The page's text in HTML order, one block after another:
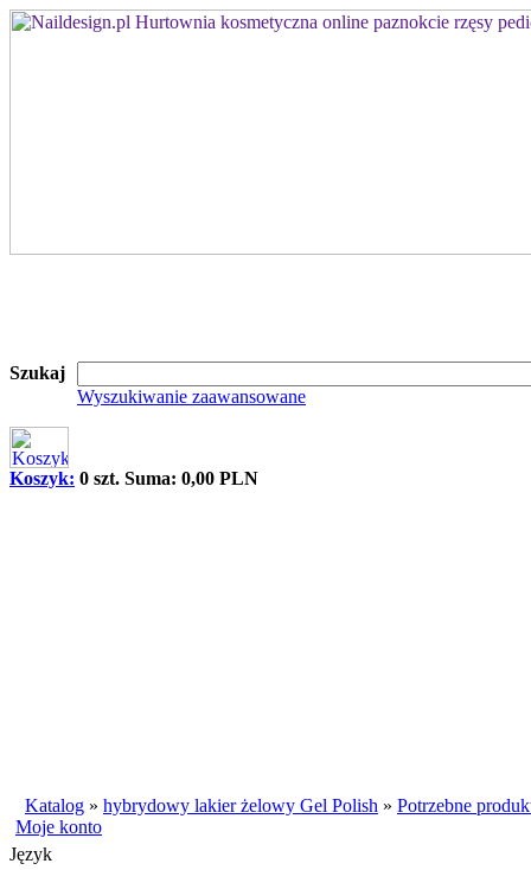
Szukaj
Wyszukiwanie zaawansowane
Koszyk: 0 szt. Suma: 0,00 PLN
Katalog » hybrydowy lakier żelowy Gel Polish » Potrzebne
Moje konto
Język